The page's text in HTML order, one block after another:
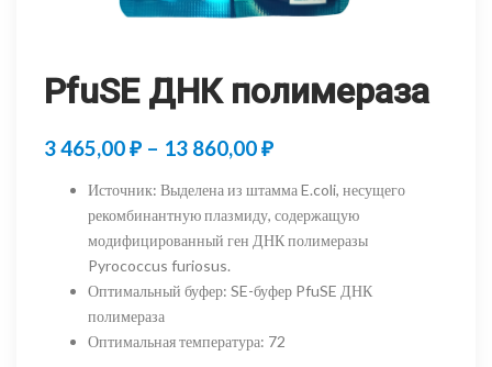
PfuSE ДНК полимераза
3 465,00₽ – 13 860,00₽Диапазон
цен:
3
465,00 ₽
–
Источник: Выделена из штамма E.coli, несущего
рекомбинантную плазмиду, содержащую
модифицированный ген ДНК полимеразы
Pyrococcus furiosus.
Оптимальный буфер: SE-буфер PfuSE ДНК
полимераза
Оптимальная температура: 72